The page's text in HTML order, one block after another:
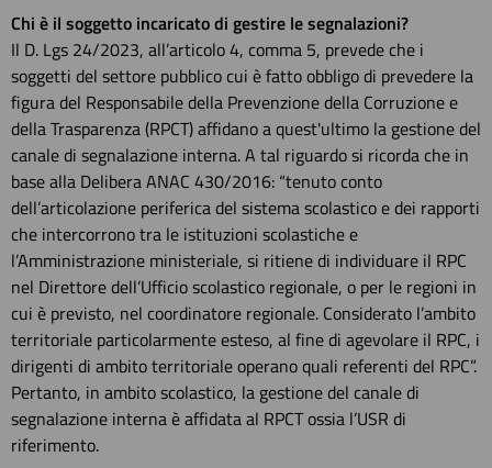
Chi è il soggetto incaricato di gestire le segnalazioni?
Il D. Lgs 24/2023, all’articolo 4, comma 5, prevede che i
soggetti del settore pubblico cui è fatto obbligo di prevedere la
figura del Responsabile della Prevenzione della Corruzione e
della Trasparenza (RPCT) affidano a quest'ultimo la gestione del
canale di segnalazione interna. A tal riguardo si ricorda che in
base alla Delibera ANAC 430/2016: “tenuto conto
dell’articolazione periferica del sistema scolastico e dei rapporti
che intercorrono tra le istituzioni scolastiche e
l’Amministrazione ministeriale, si ritiene di individuare il RPC
nel Direttore dell’Ufficio scolastico regionale, o per le regioni in
cui è previsto, nel coordinatore regionale. Considerato l’ambito
territoriale particolarmente esteso, al fine di agevolare il RPC, i
dirigenti di ambito territoriale operano quali referenti del RPC”.
Pertanto, in ambito scolastico, la gestione del canale di
segnalazione interna è affidata al RPCT ossia l’USR di
riferimento.